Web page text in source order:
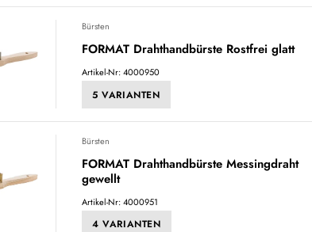
Bürsten
FORMAT Drahthandbürste Rostfrei glatt
Artikel-Nr: 4000950
5 VARIANTEN
Bürsten
FORMAT Drahthandbürste Messingdraht
gewellt
Artikel-Nr: 4000951
4 VARIANTEN